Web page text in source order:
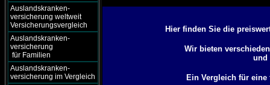
Auslandskranken-
versicherung weltweit
Versicherungsvergleich
Auslandskranken-
versicherung
für Familien
Auslandskranken-
versicherung im Vergleich
Hier finden Sie die
Wir bieten
und
Ein Vergleich für